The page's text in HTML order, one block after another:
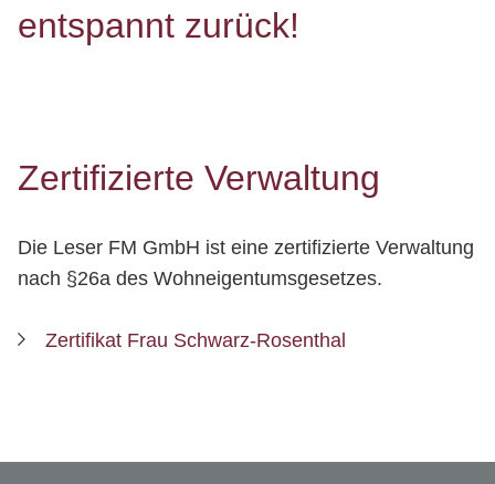
entspannt zurück!
Zertifizierte Verwaltung
Die Leser FM GmbH ist eine zertifizierte Verwaltung
nach §26a des Wohneigentumsgesetzes.
Zertifikat Frau Schwarz-Rosenthal